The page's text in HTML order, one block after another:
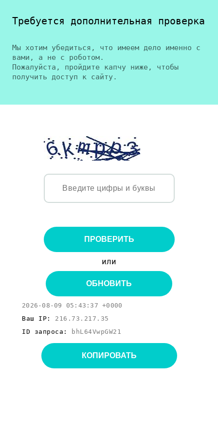
Требуется дополнительная проверка
Мы хотим убедиться, что имеем дело именно с
вами, а не с роботом.
Пожалуйста, пройдите капчу ниже, чтобы
получить доступ к сайту.
ПРОВЕРИТЬ
или
ОБНОВИТЬ
2026-08-09 05:43:37 +0000
Ваш IP: 216.73.217.35
ID запроса:
bhL64VwpGW21
КОПИРОВАТЬ